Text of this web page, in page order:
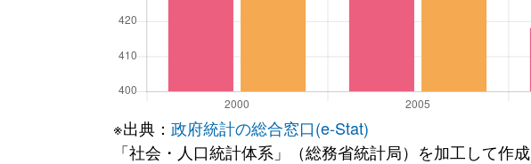
※出典： 政府統計の総合窓口(e-Stat)
「社会・人口統計体系」（総務省統計局）を加工して作成